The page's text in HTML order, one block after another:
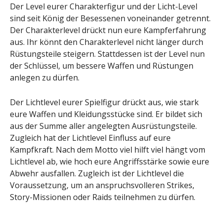
Der Level eurer Charakterfigur und der Licht-Level
sind seit König der Besessenen voneinander getrennt.
Der Charakterlevel drückt nun eure Kampferfahrung
aus. Ihr könnt den Charakterlevel nicht länger durch
Rüstungsteile steigern. Stattdessen ist der Level nun
der Schlüssel, um bessere Waffen und Rüstungen
anlegen zu dürfen.
Der Lichtlevel eurer Spielfigur drückt aus, wie stark
eure Waffen und Kleidungsstücke sind. Er bildet sich
aus der Summe aller angelegten Ausrüstungsteile.
Zugleich hat der Lichtlevel Einfluss auf eure
Kampfkraft. Nach dem Motto viel hilft viel hängt vom
Lichtlevel ab, wie hoch eure Angriffsstärke sowie eure
Abwehr ausfallen. Zugleich ist der Lichtlevel die
Voraussetzung, um an anspruchsvolleren Strikes,
Story-Missionen oder Raids teilnehmen zu dürfen.